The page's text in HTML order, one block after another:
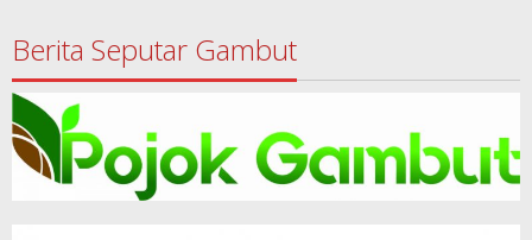
Berita Seputar Gambut